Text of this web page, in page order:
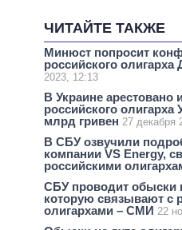
ЧИТАЙТЕ ТАКЖЕ
Минюст попросит
российского олигарха
2023, 12:13
В Украине арестовано
российского олигарха
млрд гривен 27 декабря
В СБУ озвучили
компании VS Energy,
российскими
СБУ проводит обыски
которую связывают с
олигархами – СМИ 22